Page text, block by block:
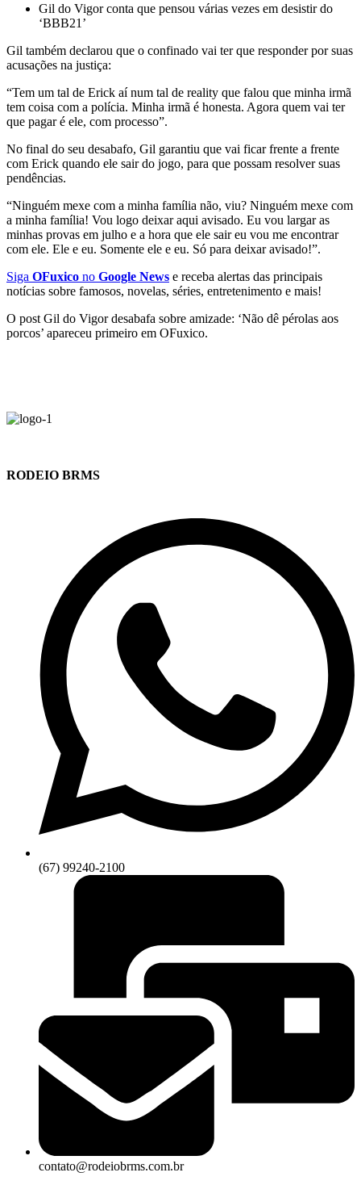
Gil do Vigor conta que pensou várias vezes em desistir do
‘BBB21’
Gil também declarou que o confinado vai ter que responder por suas
acusações na justiça:
“Tem um tal de Erick aí num tal de reality que falou que minha irmã
tem coisa com a polícia. Minha irmã é honesta. Agora quem vai ter
que pagar é ele, com processo”.
No final do seu desabafo, Gil garantiu que vai ficar frente a frente
com Erick quando ele sair do jogo, para que possam resolver suas
pendências.
“Ninguém mexe com a minha família não, viu? Ninguém mexe com
a minha família! Vou logo deixar aqui avisado. Eu vou largar as
minhas provas em julho e a hora que ele sair eu vou me encontrar
com ele. Ele e eu. Somente ele e eu. Só para deixar avisado!”.
Siga OFuxico no Google News e receba alertas das principais
notícias sobre famosos, novelas, séries, entretenimento e mais!
O post Gil do Vigor desabafa sobre amizade: ‘Não dê pérolas aos
porcos’ apareceu primeiro em OFuxico.
RODEIO BRMS
(67) 99240-2100
contato@rodeiobrms.com.br